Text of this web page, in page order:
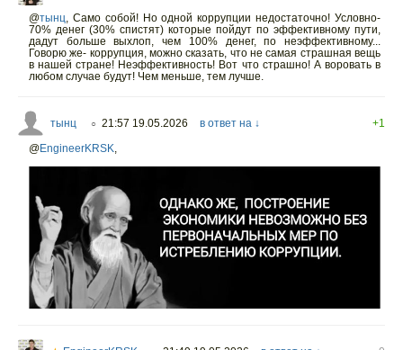
@тынц
Само собой! Но одной коррупции недостаточно! Условно-
70% денег (30% спистят) которые пойдут по эффективному пути,
дадут больше выхлоп, чем 100% денег, по неэффективному...
Говорю же- коррупция, можно сказать, что не самая страшная вещь
в нашей стране! Неэффективность! Вот что страшно! А воровать в
любом случае будут! Чем меньше, тем лучше.
тынц ○ 21:57 19.05.2026 в ответ на ↓
+1
@EngineerKRSK